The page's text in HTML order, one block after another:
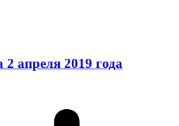
2 апреля 2019 года